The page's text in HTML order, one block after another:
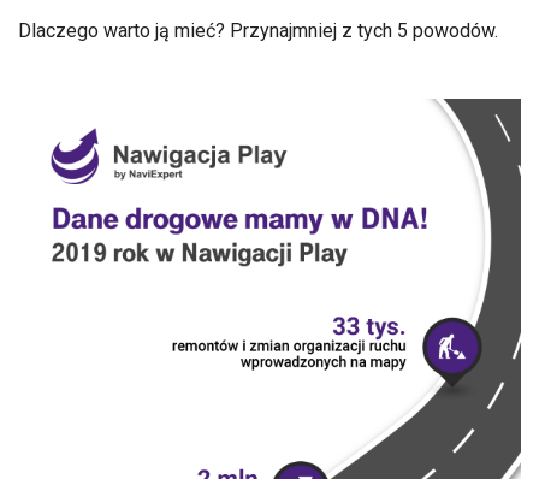
Dlaczego warto ją mieć? Przynajmniej z tych 5 powodów.